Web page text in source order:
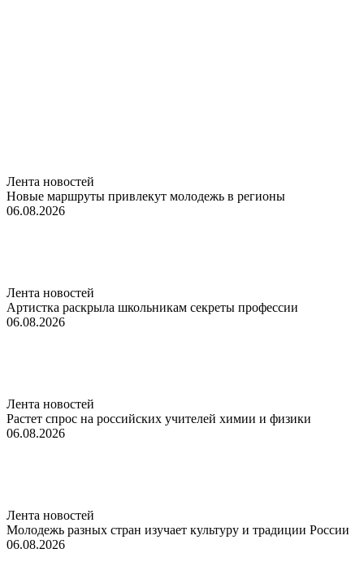
Лента новостей
Новые маршруты привлекут молодежь в регионы
06.08.2026
Лента новостей
Артистка раскрыла школьникам секреты профессии
06.08.2026
Лента новостей
Растет спрос на российских учителей химии и физики
06.08.2026
Лента новостей
Молодежь разных стран изучает культуру и традиции России
06.08.2026